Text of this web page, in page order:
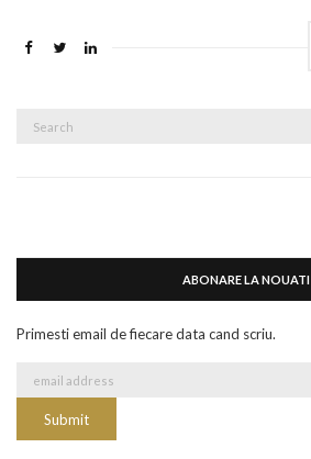
ABONARE LA NOUATI
Primesti email de fiecare data cand scriu.